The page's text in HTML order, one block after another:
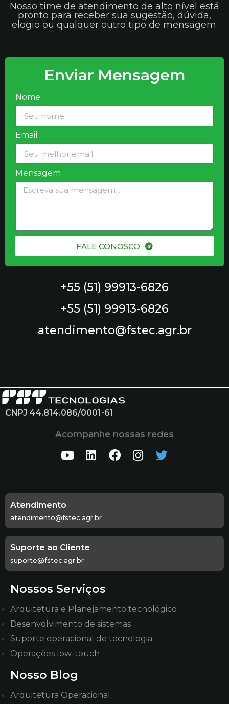
Nosso time de atendimento de alto nível está
pronto para receber sua sugestão, dúvida,
elogio ou qualquer outro tipo de mensagem.
+55 (51) 99913-6826
+55 (51) 99913-6826
atendimento@fstec.agr.br
Enviar Mensagem
Nome
Email
Mensagem
FALE CONOSCO
CNPJ 44.814.086/0001-61
Acompanhe nossas redes
Nossos Serviços
Arquitetura e Planejamento tecnológico
Desenvolvimento de sistemas
Suporte operacional de tecnologia
Operações low-touch
Nosso Blog
Arquitetura Operacional
Atendimento
atendimento@fstec.agr.br
Suporte ao Cliente
suporte@fstec.agr.br